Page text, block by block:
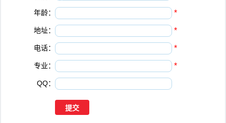
年龄： *
地址： *
电话： *
专业： *
QQ：